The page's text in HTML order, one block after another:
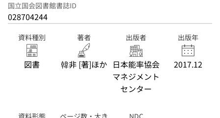
国立国会図書館書誌ID
028704244
資料種別
図書
著者
韓非 [著]ほか
出版者
日本能率協会
マネジメント
センター
出版年
2017.12
資料形態
ページ数・大き
NDC